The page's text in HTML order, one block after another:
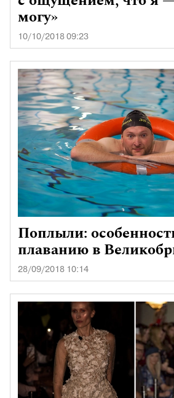
могу»
10/10/2018 09:23
Поплыли:
плаванию в
28/09/2018 10:14